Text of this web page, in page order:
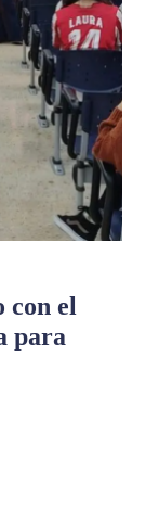
con el
para